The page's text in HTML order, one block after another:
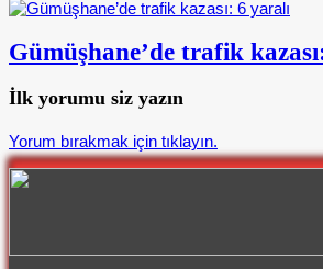
Gümüşhane’de trafik
İlk yorumu siz yazın
Yorum bırakmak için tıklayın.